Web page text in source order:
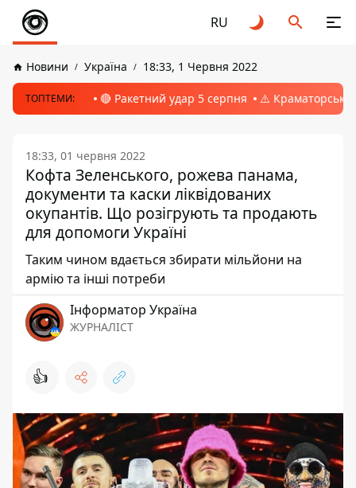
RU
Новини Україна 18:33, 1 Червня 2022
ТОПТЕМИ: 🔴 Ракетний удар 5 серпня ⚠️ Краматорськ,
18:33, 01 червня 2022
Кофта Зеленського, рожева панама,
документи та каски ліквідованих
окупантів. Що розігрують та продають
для допомоги Україні
Таким чином вдається збирати мільйони на
армію та інші потреби
Інформатор Україна
ЖУРНАЛІСТ
👍